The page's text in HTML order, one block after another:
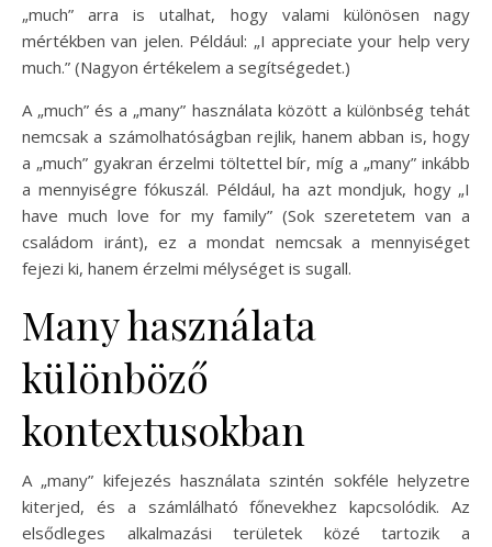
„much” arra is utalhat, hogy valami különösen nagy
mértékben van jelen. Például: „I appreciate your help very
much.” (Nagyon értékelem a segítségedet.)
A „much” és a „many” használata között a különbség tehát
nemcsak a számolhatóságban rejlik, hanem abban is, hogy
a „much” gyakran érzelmi töltettel bír, míg a „many” inkább
a mennyiségre fókuszál. Például, ha azt mondjuk, hogy „I
have much love for my family” (Sok szeretetem van a
családom iránt), ez a mondat nemcsak a mennyiséget
fejezi ki, hanem érzelmi mélységet is sugall.
Many használata
különböző
kontextusokban
A „many” kifejezés használata szintén sokféle helyzetre
kiterjed, és a számlálható főnevekhez kapcsolódik. Az
elsődleges alkalmazási területek közé tartozik a